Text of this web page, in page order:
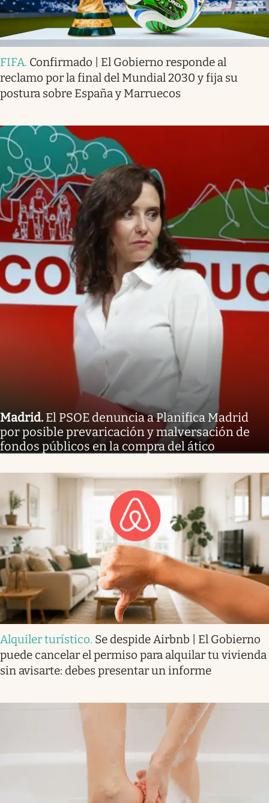
FIFA. Confirmado | El Gobierno responde al
reclamo por la final del Mundial 2030 y fija su
postura sobre España y Marruecos
Madrid. El PSOE denuncia a Planifica Madrid
por posible prevaricación y malversación de
fondos públicos en la compra del ático
Alquiler turístico. Se despide Airbnb | El Gobierno
puede cancelar el permiso para alquilar tu vivienda
sin avisarte: debes presentar un informe